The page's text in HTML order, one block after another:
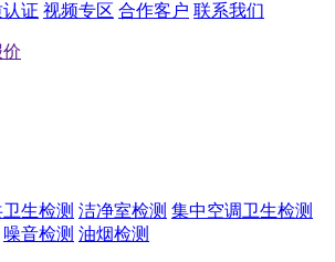
证 视频专区 合作客户 联系我们
生检测 洁净室检测 集中空调卫生检测
噪音检测 油烟检测